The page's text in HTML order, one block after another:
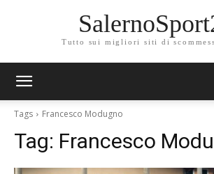
Tutto sui migliori siti di
Tags Francesco Modugno
Tag: Francesco